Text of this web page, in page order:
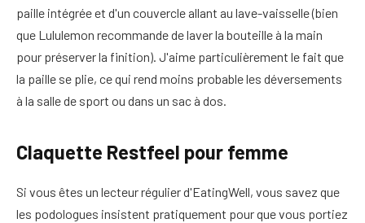
paille intégrée et d'un couvercle allant au lave-vaisselle (bien
que Lululemon recommande de laver la bouteille à la main
pour préserver la finition). J'aime particulièrement le fait que
la paille se plie, ce qui rend moins probable les déversements
à la salle de sport ou dans un sac à dos.
Claquette Restfeel pour femme
Si vous êtes un lecteur régulier d'EatingWell, vous savez que
les podologues insistent pratiquement pour que vous portiez